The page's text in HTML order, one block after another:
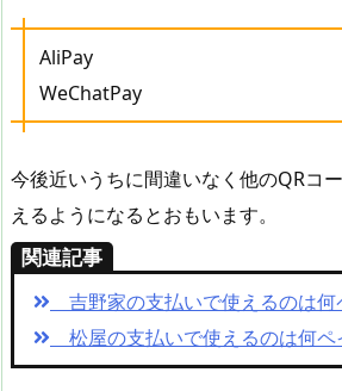
AliPay
WeChatPay
今後近いうちに間違いなく他のQRコ
えるようになるとおもいます。
関連記事
吉野家の支払いで使えるのは何
松屋の支払いで使えるのは何ペ